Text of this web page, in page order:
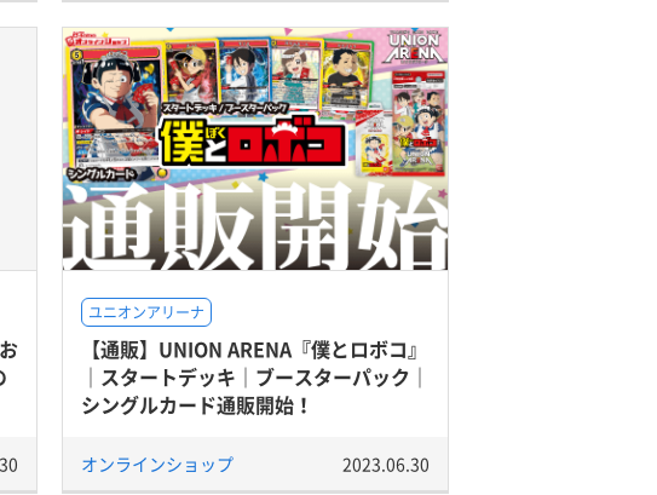
ユニオンアリーナ
【通販】UNION ARENA『僕とロボコ』
｜スタートデッキ｜ブースターパック｜
シングルカード通販開始！
オンラインショップ 2023.06.30